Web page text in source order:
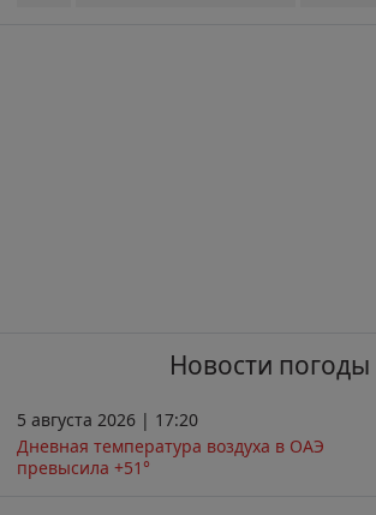
Новости погоды
5 августа 2026 | 17:20
Дневная температура воздуха в ОАЭ
превысила +51°